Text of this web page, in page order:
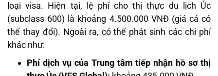
loại visa. Hiện tại, lệ phí cho thị thực du lịch Úc
(subclass 600) là khoảng 4.500.000 VNĐ (giá cá có
thể thay đổi). Ngoài ra, có thể phát sinh các chi phí
khác như:​
Phí dịch vụ của Trung tâm tiếp nhận hồ sơ thị